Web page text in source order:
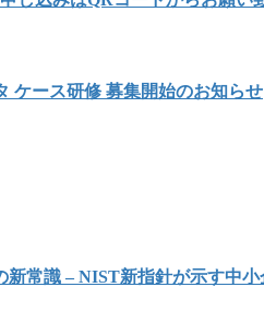
ケース研修 募集開始のお知らせ
新常識 – NIST新指針が示す中